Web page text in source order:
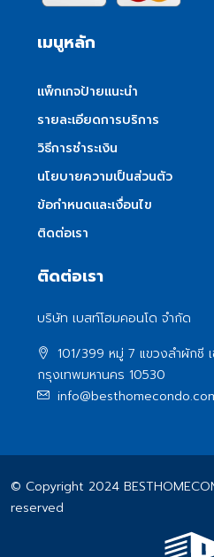
เมนูหลัก
แพ็กเกจป้ายแนะนำ
รายละเอียดการบริการ
วิธีการชำระเงิน
นโยบายความเป็นส่วนตัว
ข้อกำหนดและเงื่อนไข
ติดต่อเรา
ติดต่อเรา
บริษัท เบสท์โฮมคอนโด จำกัด
101/399 หมู่ 7 แขวงลําผักชี
กรุงเทพมหานคร 10530
© Copyright 2024
reserved